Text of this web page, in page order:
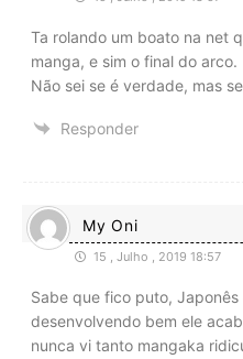
Ta rolando um boato na net
manga, e sim o final do arco.
Não sei se é verdade, mas
Responder
My Oni
15 , Julho , 2019 18:57
Sabe que fico puto,
desenvolvendo bem ele
nunca vi tanto mangaka